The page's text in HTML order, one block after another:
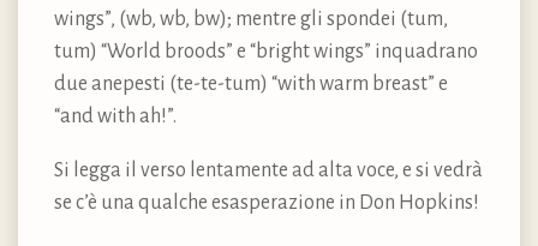
wings”, (wb, wb, bw); mentre gli spondei (tum,
tum) “World broods” e “bright wings” inquadrano
due anepesti (te-te-tum) “with warm breast” e
“and with ah!”.
Si legga il verso lentamente ad alta voce, e si vedrà
se c’è una qualche esasperazione in Don Hopkins!